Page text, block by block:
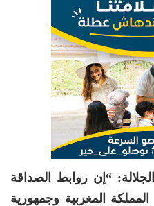
“إن روابط الصداقة
المغربية وجمهورية